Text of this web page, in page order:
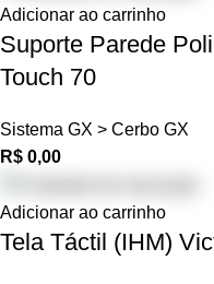
Adicionar ao carrinho
Suporte Parede
Touch 70
Sistema GX > Cerbo GX
R$ 0,00
Adicionar ao carrinho
Tela Táctil (IHM)